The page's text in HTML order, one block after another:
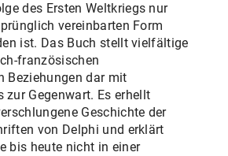
des Ersten Weltkriegs nur
vereinbarten Form
ist. Das Buch stellt vielfältige
französischen
Beziehungen dar mit
zur Gegenwart. Es erhellt
Geschichte der
von Delphi und erklärt
bis heute nicht in einer